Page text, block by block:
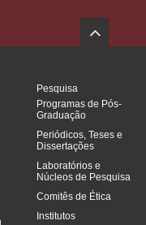
Pesquisa
Programas de Pós-
Graduação
Periódicos, Teses e
Dissertações
Laboratórios e
Núcleos de Pesquisa
Comitês de Ética
Institutos